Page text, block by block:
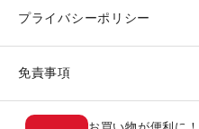
プライバシーポリシー
免責事項